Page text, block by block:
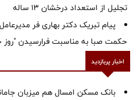
تجلیل از استعداد درخشان ۱۳ ساله
پیام تبریک دکتر بهاری فر
حکمت صبا به مناسبت فرارسیدن "روز
اخبار پربازدید
بانک مسکن امسال هم میزبان